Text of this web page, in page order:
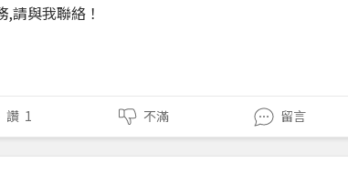
請與我聯絡！
讚 1 不滿 留言